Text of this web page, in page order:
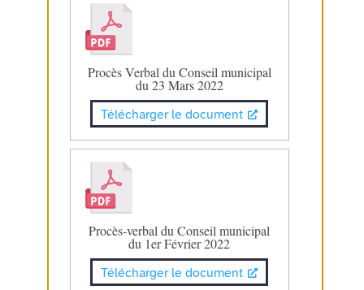
Procès Verbal du Conseil municipal
du 23 Mars 2022
Télécharger le document
Procès-verbal du Conseil municipal
du 1er Février 2022
Télécharger le document